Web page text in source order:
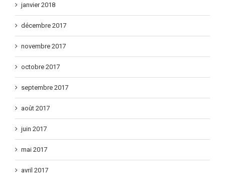
janvier 2018
décembre 2017
novembre 2017
octobre 2017
septembre 2017
août 2017
juin 2017
mai 2017
avril 2017